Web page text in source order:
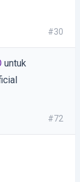
#30
untuk
#72